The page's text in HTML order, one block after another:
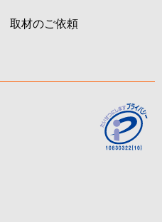
取材のご依頼